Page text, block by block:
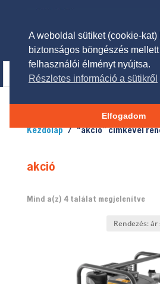
Kezdőlap/ “akció” címkével
akció
Mind a(z) 4 találat megjelenítve
to
A weboldal sütiket (cookie-
biztonságos böngészés
felhasználói élményt nyújtsa.
Részletes információ a sütikről
Elfogadom